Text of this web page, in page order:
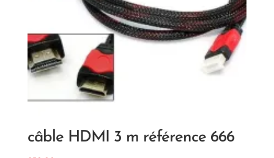
câble HDMI 3 m référence 666